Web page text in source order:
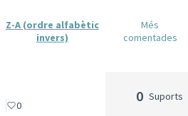
Z-A (ordre alfabètic
invers)
Més
comentades
0
0 Suports